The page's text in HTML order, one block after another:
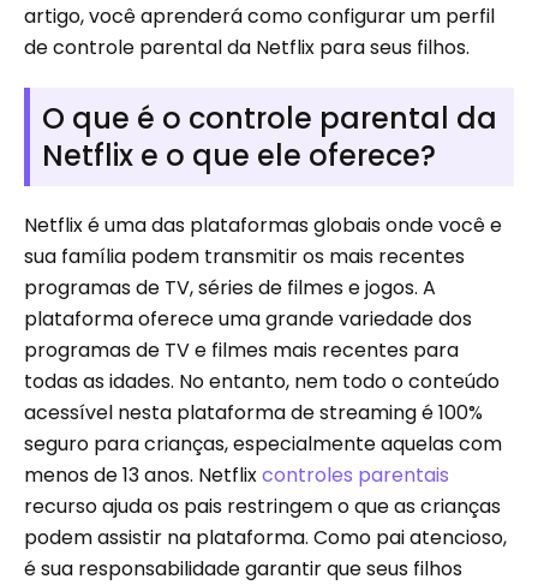
artigo, você aprenderá como configurar um perfil
de controle parental da Netflix para seus filhos.
O que é o controle parental da
Netflix e o que ele oferece?
Netflix é uma das plataformas globais onde você e
sua família podem transmitir os mais recentes
programas de TV, séries de filmes e jogos. A
plataforma oferece uma grande variedade dos
programas de TV e filmes mais recentes para
todas as idades. No entanto, nem todo o conteúdo
acessível nesta plataforma de streaming é 100%
seguro para crianças, especialmente aquelas com
menos de 13 anos. Netflixcontroles parentais
recurso ajuda os pais restringem o que as crianças
podem assistir na plataforma. Como pai atencioso,
é sua responsabilidade garantir que seus filhos